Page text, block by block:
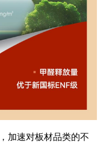
加速对板材品类的不